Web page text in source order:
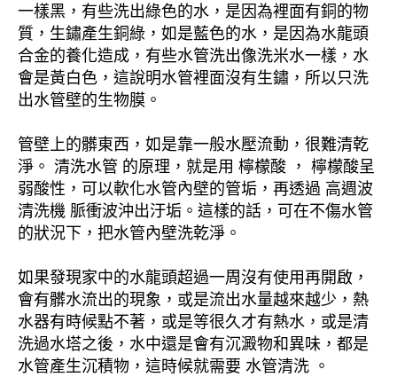
一樣黑，有些洗出綠色的水，是因為裡面有銅的物
質，生鏽產生銅綠，如是藍色的水，是因為水龍頭
合金的養化造成，有些水管洗出像洗米水一樣，水
會是黃白色，這說明水管裡面沒有生鏽，所以只洗
出水管壁的生物膜。
管壁上的髒東西，如是靠一般水壓流動，很難清乾
淨。 清洗水管 的原理，就是用 檸檬酸 ， 檸檬酸呈
弱酸性，可以軟化水管內壁的管垢，再透過 高週波
清洗機 脈衝波沖出汙垢。這樣的話，可在不傷水管
的狀況下，把水管內壁洗乾淨。
如果發現家中的水龍頭超過一周沒有使用再開啟，
會有髒水流出的現象，或是流出水量越來越少，熱
水器有時候點不著，或是等很久才有熱水，或是清
洗過水塔之後，水中還是會有沉澱物和異味，都是
水管產生沉積物，這時候就需要 水管清洗 。